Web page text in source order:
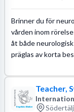
Brinner du för
vården inom
åt både
präglas av korta
Teacher,